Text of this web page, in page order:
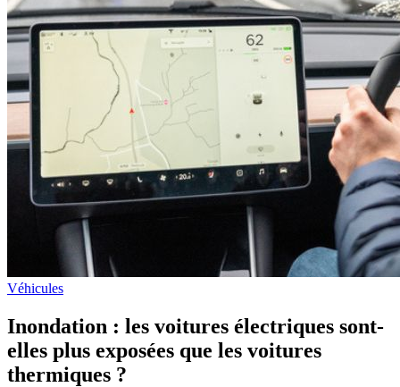
Véhicules
Inondation : les voitures électriques sont-
elles plus exposées que les voitures
thermiques ?